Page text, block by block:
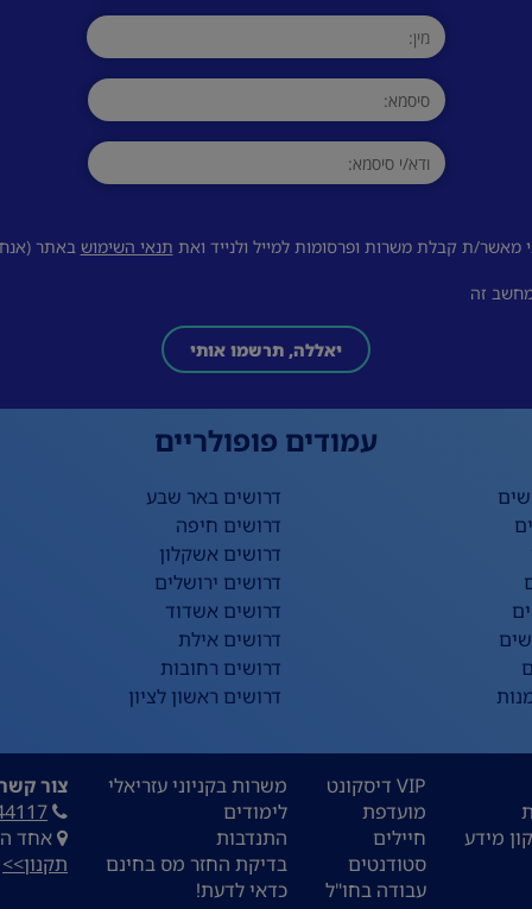
מאשר/ת קבלת משרות ופרסומות למייל ולנייד ואת תנאי השימוש באתר
זה
יאללה, תרשמו אותי
עמודים פופולריים
דרושים באר שבע
דרושים חיפה
דרושים אשקלון
דרושים ירושלים
דרושים אשדוד
דרושים אילת
דרושים רחובות
דרושים ראשון לציון
מידע
VIP דיסקונט
מועדפת
חיילים
סטודנטים
עבודה בחו"ל
משרות בקניוני עזריאלי
לימודים
התנדבות
בדיקת החזר מס בחינם
כדאי לדעת!
צור
אחד העם 9,
תקנון>>